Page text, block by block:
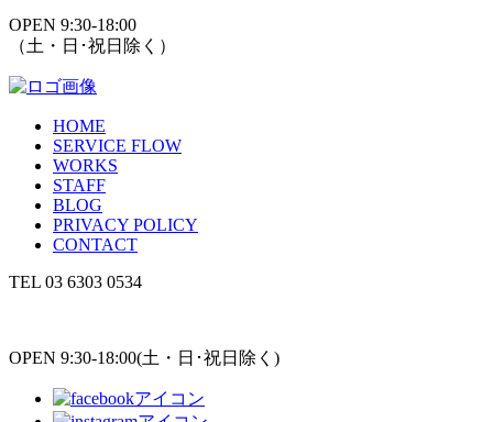
OPEN 9:30-18:00
（土・日･祝日除く）
HOME
SERVICE FLOW
WORKS
STAFF
BLOG
PRIVACY POLICY
CONTACT
TEL 03 6303 0534
OPEN 9:30-18:00(土・日･祝日除く)